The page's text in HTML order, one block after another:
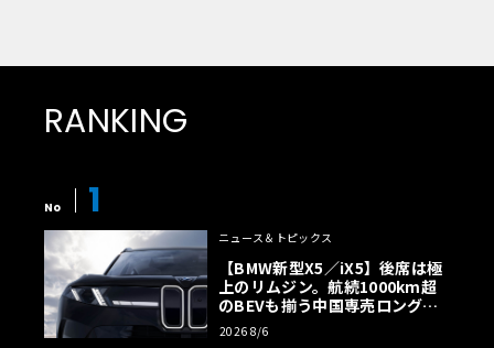
RANKING
No 1
ニュース＆トピックス
【BMW新型X5／iX5】後席は極
上のリムジン。航続1000km超
のBEVも揃う中国専売ロング仕
様の全貌
2026 8/6